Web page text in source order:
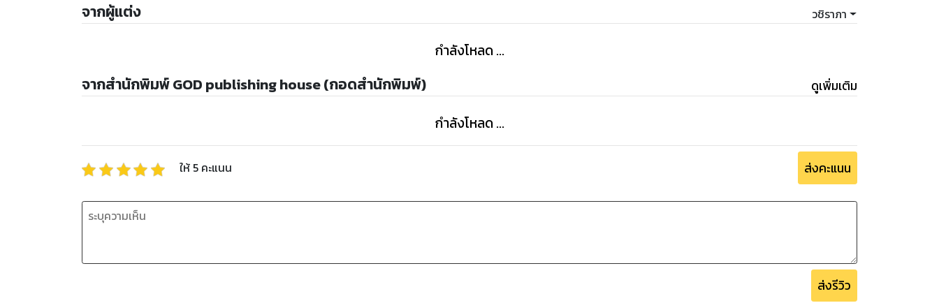
จากผู้แต่ง วชิราภา
กำลังโหลด ...
จากสำนักพิมพ์ GOD publishing house (กอดสำนักพิมพ์) ดูเพิ่มเติม
กำลังโหลด ...
ให้ 5 คะแนน ส่งคะแนน
ส่งรีวิว